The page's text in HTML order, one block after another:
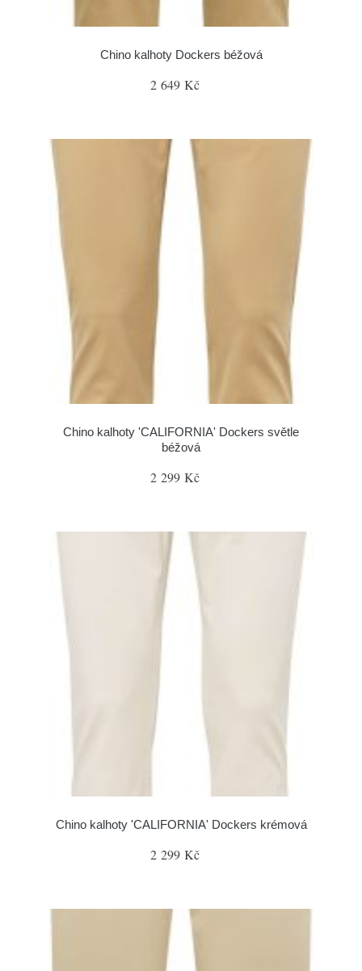
Chino kalhoty Dockers béžová
2 649 Kč
Chino kalhoty 'CALIFORNIA' Dockers světle
béžová
2 299 Kč
Chino kalhoty 'CALIFORNIA' Dockers krémová
2 299 Kč